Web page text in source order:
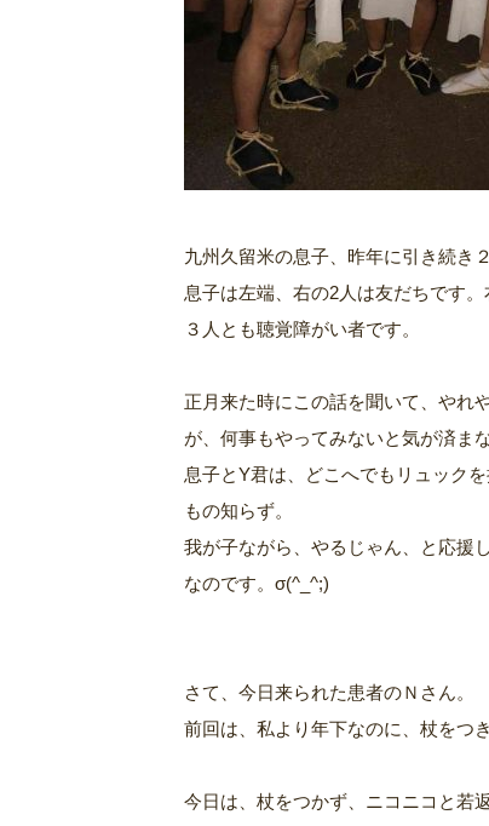
九州久留米の息子、昨年に引き続き
息子は左端、右の2人は友だちです
３人とも聴覚障がい者です。
正月来た時にこの話を聞いて、やれ
が、何事もやってみないと気が済ま
息子とY君は、どこへでもリュック
もの知らず。
我が子ながら、やるじゃん、と応援
なのです。σ(^_^;)
さて、今日来られた患者のＮさん。
前回は、私より年下なのに、杖をつ
今日は、杖をつかず、ニコニコと若